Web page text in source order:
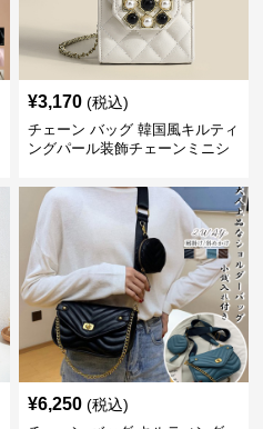
¥3,170 (税込)
チェーン バッグ 韓国風キルティ
ングパール装飾チェーンミニシ
¥6,250 (税込)